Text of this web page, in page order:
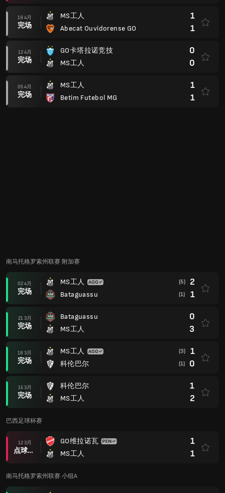
19 4月
完场
MS工人
Abecat Ouvidorense GO
1
1
12 4月
完场
GO卡塔拉诺竞技
MS工人
0
0
05 4月
完场
MS工人
Betim Futebol MG
1
1
MS工人
巴西足球杯赛
GO维拉诺瓦
1
1
南马托格罗索州联赛 小组A
28 2月
完场
MS工人
Bataguassu
3
2
22 2月
完场
纳维莱恩塞
MS工人
0
0
11 2月
MS哥斯达黎加
0
多拉杜斯 AC MS
MS工人
1